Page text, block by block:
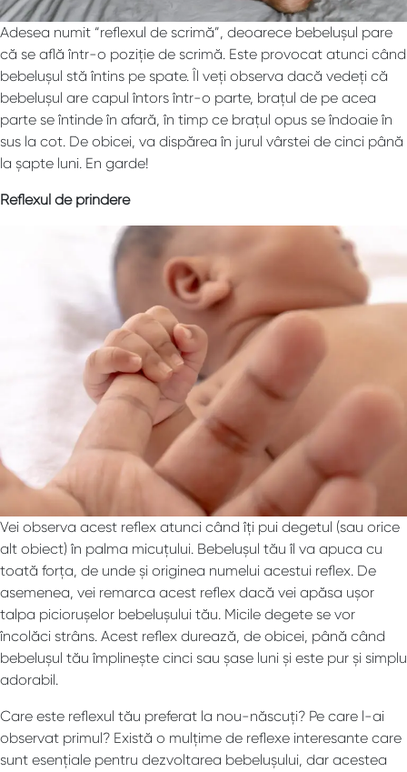
Adesea numit “reflexul de scrimă”, deoarece bebelușul pare
că se află într-o poziție de scrimă. Este provocat atunci când
bebelușul stă întins pe spate. Îl veți observa dacă vedeți că
bebelușul are capul întors într-o parte, brațul de pe acea
parte se întinde în afară, în timp ce brațul opus se îndoaie în
sus la cot. De obicei, va dispărea în jurul vârstei de cinci până
la șapte luni. En garde!
Reflexul de prindere
Vei observa acest reflex atunci când îți pui degetul (sau orice
alt obiect) în palma micuțului. Bebelușul tău îl va apuca cu
toată forța, de unde și originea numelui acestui reflex. De
asemenea, vei remarca acest reflex dacă vei apăsa ușor
talpa piciorușelor bebelușului tău. Micile degete se vor
încolăci strâns. Acest reflex durează, de obicei, până când
bebelușul tău împlinește cinci sau șase luni și este pur și simplu
adorabil.
Care este reflexul tău preferat la nou-născuți? Pe care l-ai
observat primul? Există o mulțime de reflexe interesante care
sunt esențiale pentru dezvoltarea bebelușului, dar acestea